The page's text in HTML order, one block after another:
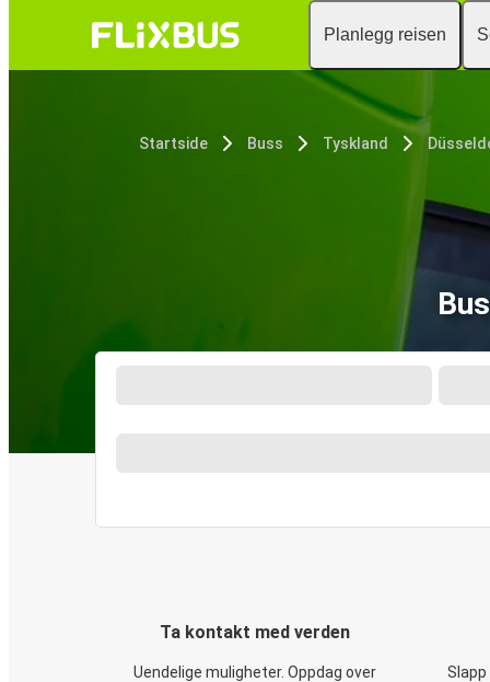
Planlegg reisen
Startside Buss Tyskland
Ta kontakt med verden
Uendelige muligheter. Oppdag over